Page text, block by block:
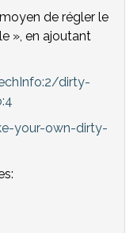
de régler le
», en ajoutant
dirty-
your-own-dirty-